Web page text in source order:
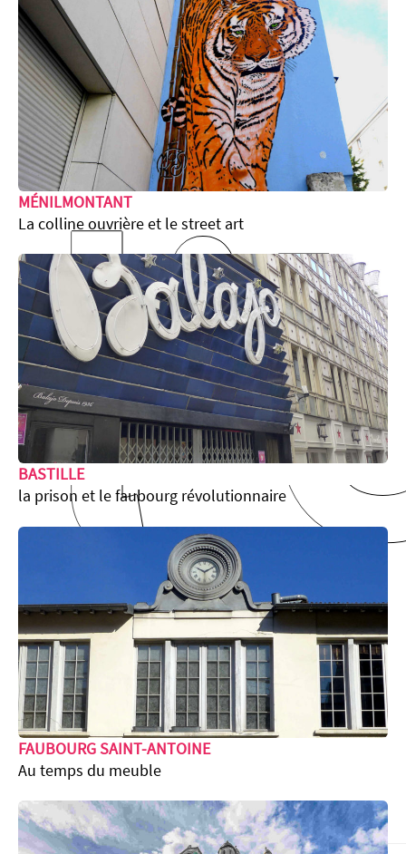
Durée :environ 2h
MÉNILMONTANT
La colline ouvrière et le street art
BASTILLE
la prison et le faubourg révolutionnaire
FAUBOURG SAINT-ANTOINE
Au temps du meuble